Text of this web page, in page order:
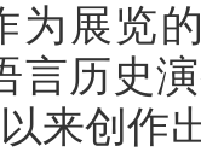
为展览
言历史
来创作